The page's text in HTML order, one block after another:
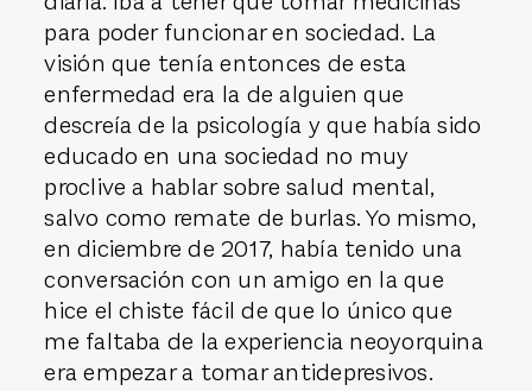
para poder funcionar en sociedad. La
visión que tenía entonces de esta
enfermedad era la de alguien que
descreía de la psicología y que había sido
educado en una sociedad no muy
proclive a hablar sobre salud mental,
salvo como remate de burlas. Yo mismo,
en diciembre de 2017, había tenido una
conversación con un amigo en la que
hice el chiste fácil de que lo único que
me faltaba de la experiencia neoyorquina
era empezar a tomar antidepresivos.